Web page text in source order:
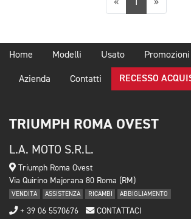
« 1 »
Home Modelli Usato Promozioni
Azienda Contatti RECESSO
TRIUMPH ROMA OVEST
L.A. MOTO S.R.L.
Triumph Roma Ovest
Via Quirino Majorana 80 Roma (RM)
VENDITA ASSISTENZA RICAMBI ABBIGLIAMENTO
+ 39 06 5570676 CONTATTACI